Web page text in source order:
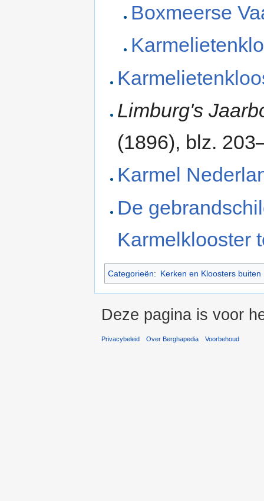
Boxmeerse
Limburg's
(1896), blz.
Karmel
De
Karmelklooster
Categorieën: Kerken en Kloosters buiten
Deze pagina is voor
Privacybeleid Over Berghapedia Voorbehoud